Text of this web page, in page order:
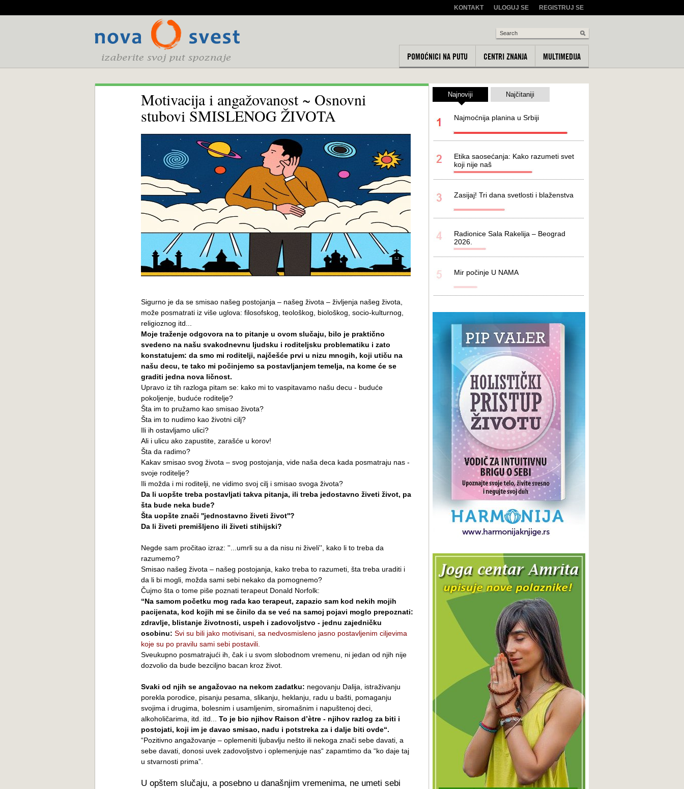
KONTAKT ULOGUJ SE REGISTRUJ SE
POMOĆNICI NA PUTU CENTRI ZNANJA MULTIMEDIJA
Motivacija i angažovanost ~ Osnovni
stubovi SMISLENOG ŽIVOTA
Sigurno je da se smisao našeg postojanja – našeg života – življenja našeg života,
može posmatrati iz više uglova: filosofskog, teološkog, biološkog, socio-kulturnog,
religioznog itd...
Moje traženje odgovora na to pitanje u ovom slučaju, bilo je praktično
svedeno na našu svakodnevnu ljudsku i roditeljsku problematiku i zato
konstatujem: da smo mi roditelji, najčešće prvi u nizu mnogih, koji utiču na
našu decu, te tako mi počinjemo sa postavljanjem temelja, na kome će se
graditi jedna nova ličnost.
Upravo iz tih razloga pitam se: kako mi to vaspitavamo našu decu - buduće
pokoljenje, buduće roditelje?
Šta im to pružamo kao smisao života?
Šta im to nudimo kao životni cilj?
Ili ih ostavljamo ulici?
Ali i ulicu ako zapustite, zarašće u korov!
Šta da radimo?
Kakav smisao svog života – svog postojanja, vide naša deca kada posmatraju nas -
svoje roditelje?
Ili možda i mi roditelji, ne vidimo svoj cilj i smisao svoga života?
Da li uopšte treba postavljati takva pitanja, ili treba jedostavno živeti život, pa
šta bude neka bude?
Šta uopšte znači ''jednostavno živeti život''?
Da li živeti premišljeno ili živeti stihijski?
Negde sam pročitao izraz: ''...umrli su a da nisu ni živeli'', kako li to treba da
razumemo?
Smisao našeg života – našeg postojanja, kako treba to razumeti, šta treba uraditi i
da li bi mogli, možda sami sebi nekako da pomognemo?
Čujmo šta o tome piše poznati terapeut Donald Norfolk:
“Na samom početku mog rada kao terapeut, zapazio sam kod nekih mojih
pacijenata, kod kojih mi se činilo da se već na samoj pojavi moglo prepoznati:
zdravlje, blistanje životnosti, uspeh i zadovoljstvo - jednu zajedničku
osobinu: Svi su bili jako motivisani, sa nedvosmisleno jasno postavljenim ciljevima
koje su po pravilu sami sebi postavili.
Sveukupno posmatrajući ih, čak i u svom slobodnom vremenu, ni jedan od njih nije
dozvolio da bude bezciljno bacan kroz život.
Svaki od njih se angažovao na nekom zadatku: negovanju Dalija, istraživanju
porekla porodice, pisanju pesama, slikanju, heklanju, radu u bašti, pomaganju
svojima i drugima, bolesnim i usamljenim, siromašnim i napuštenoj deci,
alkoholičarima, itd. itd... To je bio njihov Raison d’ètre - njihov razlog za biti i
postojati, koji im je davao smisao, nadu i potstreka za i dalje biti ovde“.
“Pozitivno angažovanje – oplemeniti ljubavlju nešto ili nekoga znači sebe davati, a
sebe davati, donosi uvek zadovoljstvo i oplemenjuje nas“ zapamtimo da “ko daje taj
u stvarnosti prima”.
U opštem slučaju, a posebno u današnjim vremenima, ne umeti sebi
Najnoviji Najčitaniji
Najmoćnija planina u Srbiji
Etika saosećanja: Kako razumeti svet
koji nije naš
Zasijaj! Tri dana svetlosti i blaženstva
Radionice Sala Rakelija – Beograd
2026.
Mir počinje U NAMA